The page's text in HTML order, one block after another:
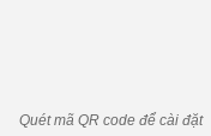
Quét mã QR code để cài đặt